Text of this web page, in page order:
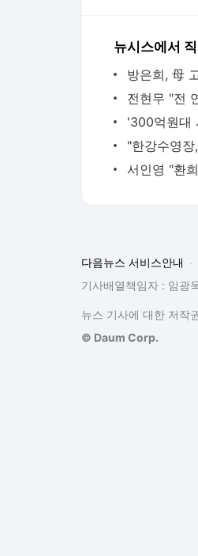
뉴시스에서
방은희, 母
다음뉴스 서비스안내
기사배열책임자 : 임광
뉴스 기사에 대한 저작
© Daum Corp.